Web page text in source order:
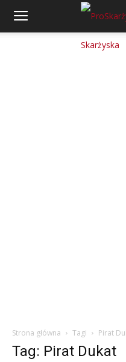
Strona główna Tagi Pirat
Tag: Pirat Dukat